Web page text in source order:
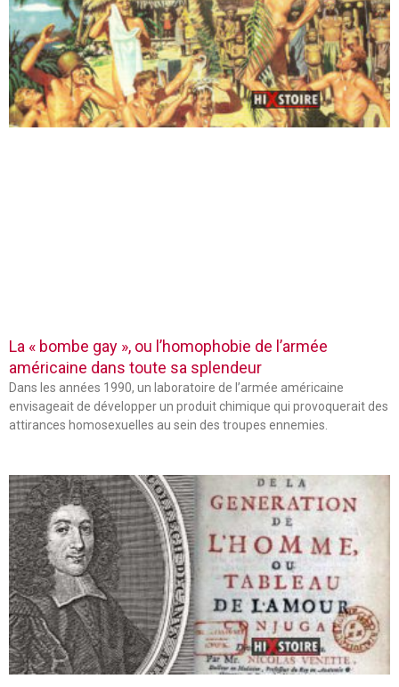
La « bombe gay », ou l’homophobie de l’armée
américaine dans toute sa splendeur
Dans les années 1990, un laboratoire de l’armée américaine
envisageait de développer un produit chimique qui provoquerait des
attirances homosexuelles au sein des troupes ennemies.